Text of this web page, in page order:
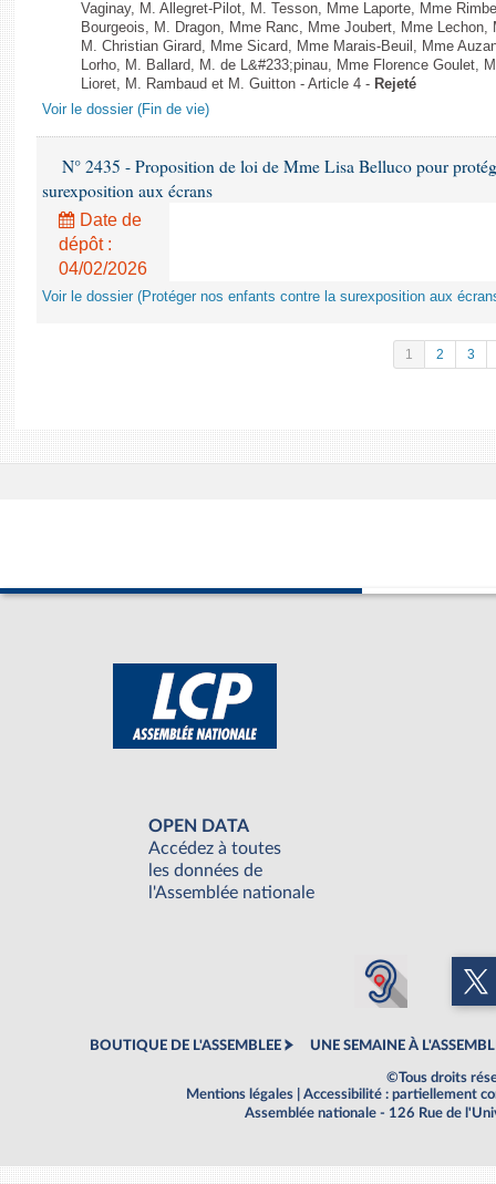
Vaginay, M. Allegret-Pilot, M. Tesson, Mme Laporte, Mme
Bourgeois, M. Dragon, Mme Ranc, Mme Joubert, Mme
M. Christian Girard, Mme Sicard, Mme Marais-Beuil, Mme
Lorho, M. Ballard, M. de L&#233;pinau, Mme Florence Goulet,
Lioret, M. Rambaud et M. Guitton - Article 4 - Rejeté
Voir le dossier (Fin de vie)
N° 2435 - Proposition de loi de Mme Lisa Belluco pour
surexposition aux écrans
Date de
dépôt :
04/02/2026
Voir le dossier (Protéger nos enfants contre la surexposition aux
1 2 3
OPEN DATA
Accédez à toutes
les données de
l'Assemblée nationale
BOUTIQUE DE L'ASSEMBLEE UNE SEMAINE À
©Tous droits
Mentions légales
Accessibilité : partiellement
Assemblée nationale - 126 Rue de